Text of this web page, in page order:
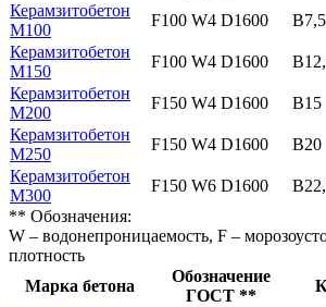
Керамзитобетон
М100
F100 W4 D1600 В7,5
Керамзитобетон
М150
F100 W4 D1600
Керамзитобетон
М200
F150 W4 D1600 В15
Керамзитобетон
М250
F150 W4 D1600 В20
Керамзитобетон
М300
F150 W6 D1600
** Обозначения:
W – водонепроницаемость, F –
плотность
Марка бетона
Обозначение
ГОСТ **